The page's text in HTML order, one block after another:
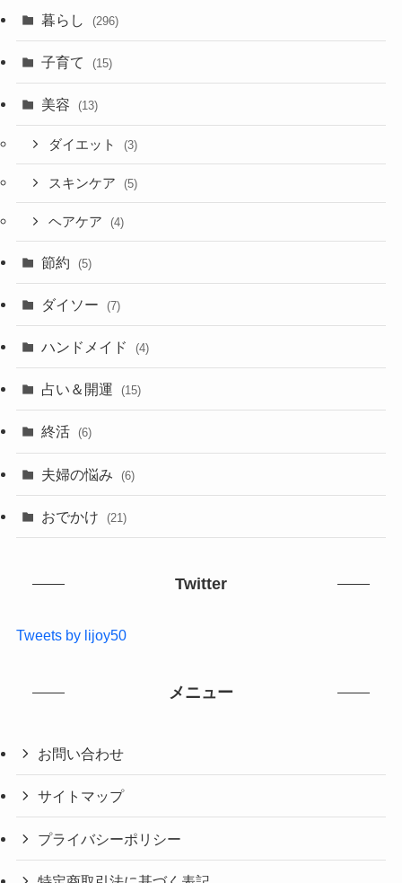
暮らし (296)
子育て (15)
美容 (13)
ダイエット (3)
スキンケア (5)
ヘアケア (4)
節約 (5)
ダイソー (7)
ハンドメイド (4)
占い＆開運 (15)
終活 (6)
夫婦の悩み (6)
おでかけ (21)
Twitter
Tweets by lijoy50
メニュー
お問い合わせ
サイトマップ
プライバシーポリシー